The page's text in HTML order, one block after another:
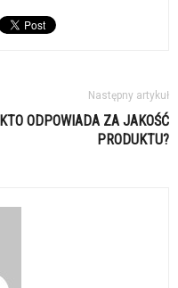
Następny artykuł
KTO ODPOWIADA ZA JAKOŚĆ
PRODUKTU?